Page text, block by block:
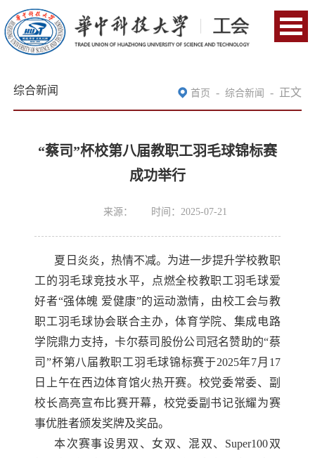
综合新闻 首页 - 综合新闻 - 正文
“蔡司”杯校第八届教职工羽毛球锦标赛
成功举行
来源： 时间：2025-07-21
夏日炎炎，热情不减。为进一步提升学校教职
工的羽毛球竞技水平，点燃全校教职工羽毛球爱
好者“强体魄 爱健康”的运动激情，由校工会与教
职工羽毛球协会联合主办，体育学院、集成电路
学院鼎力支持，卡尔蔡司股份公司冠名赞助的“蔡
司”杯第八届教职工羽毛球锦标赛于2025年7月17
日上午在西边体育馆火热开赛。校党委常委、副
校长高亮宣布比赛开幕，校党委副书记张耀为赛
事优胜者颁发奖牌及奖品。
本次赛事设男双、女双、混双、 Super100双